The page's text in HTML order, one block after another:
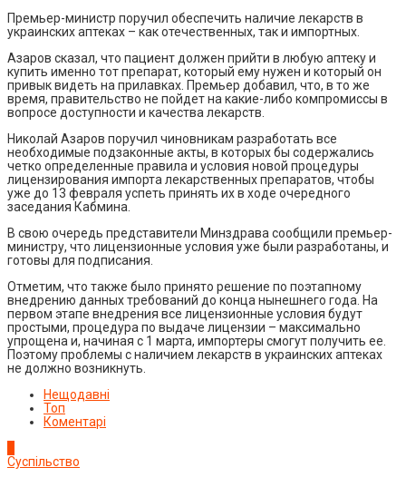
Премьер-министр поручил обеспечить наличие лекарств в
украинских аптеках – как отечественных, так и импортных.
Азаров сказал, что пациент должен прийти в любую аптеку и
купить именно тот препарат, который ему нужен и который он
привык видеть на прилавках. Премьер добавил, что, в то же
время, правительство не пойдет на какие-либо компромиссы в
вопросе доступности и качества лекарств.
Николай Азаров поручил чиновникам разработать все
необходимые подзаконные акты, в которых бы содержались
четко определенные правила и условия новой процедуры
лицензирования импорта лекарственных препаратов, чтобы
уже до 13 февраля успеть принять их в ходе очередного
заседания Кабмина.
В свою очередь представители Минздрава сообщили премьер-
министру, что лицензионные условия уже были разработаны, и
готовы для подписания.
Отметим, что также было принято решение по поэтапному
внедрению данных требований до конца нынешнего года. На
первом этапе внедрения все лицензионные условия будут
простыми, процедура по выдаче лицензии – максимально
упрощена и, начиная с 1 марта, импортеры смогут получить ее.
Поэтому проблемы с наличием лекарств в украинских аптеках
не должно возникнуть.
Нещодавні
Топ
Коментарі
Суспільство